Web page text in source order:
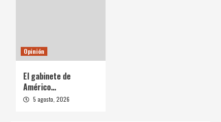
Opinión
El gabinete de
Américo…
5 agosto, 2026